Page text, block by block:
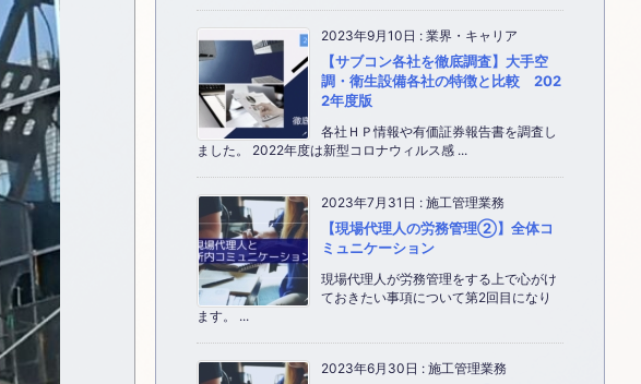
2023年9月10日 : 業界・キャリア
【サブコン各社を徹底調査】大手空
調・衛生設備各社の特徴と比較 202
2年度版
各社ＨＰ情報や有価証券報告書を調査し
ました。 2022年度は新型コロナウィルス感 ...
2023年7月31日 : 施工管理業務
【現場代理人の労務管理②】全体コ
ミュニケーション
現場代理人が労務管理をする上で心がけ
ておきたい事項について第2回目になり
ます。 ...
2023年6月30日 : 施工管理業務